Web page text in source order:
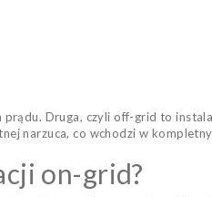
Druga, czyli off-grid to
narzuca, co wchodzi w
on-grid?